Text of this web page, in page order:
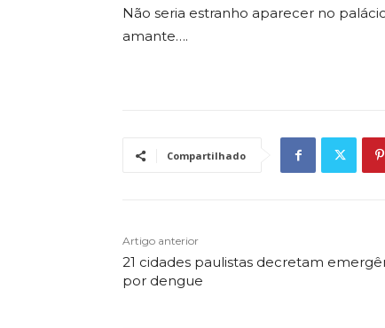
Não seria estranho aparecer no
amante….
Compartilhado
Artigo anterior
21 cidades paulistas decretam
por dengue